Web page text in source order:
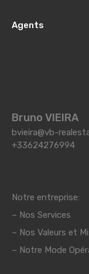
Agents
Bruno VIEIRA
bvieira@vb-
+33624276994
Notre entreprise:
– Nos Services
– Nos Valeurs et
– Notre Mode